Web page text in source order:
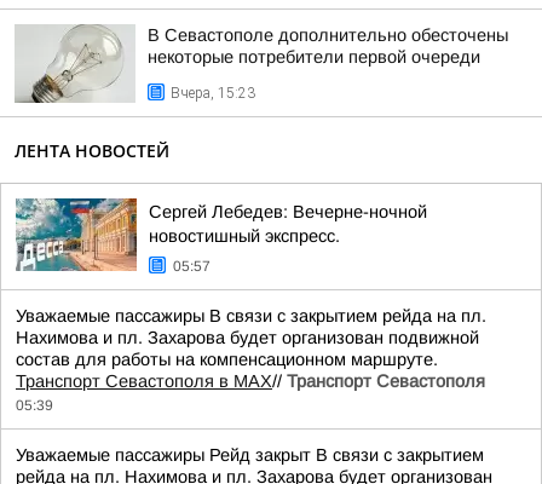
В Севастополе дополнительно обесточены
некоторые потребители первой очереди
Вчера, 15:23
ЛЕНТА НОВОСТЕЙ
Сергей Лебедев: Вечерне-ночной
новостишный экспресс.
05:57
Уважаемые пассажиры В связи с закрытием рейда на пл.
Нахимова и пл. Захарова будет организован подвижной
состав для работы на компенсационном маршруте.
Транспорт Севастополя в MAX// Транспорт Севастополя
05:39
Уважаемые пассажиры Рейд закрыт В связи с закрытием
рейда на пл. Нахимова и пл. Захарова будет организован